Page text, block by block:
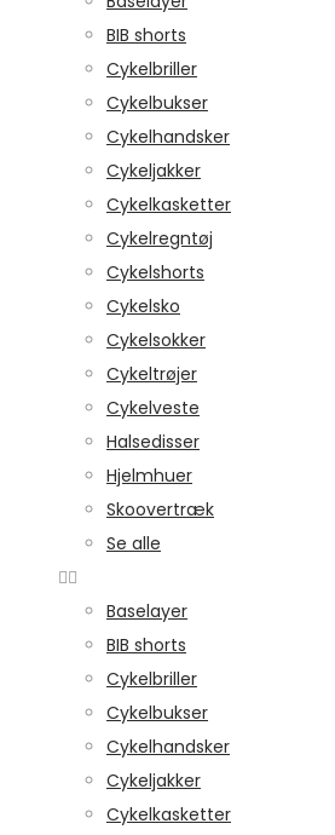
BIB shorts
Cykelbriller
Cykelbukser
Cykelhandsker
Cykeljakker
Cykelkasketter
Cykelregntøj
Cykelshorts
Cykelsko
Cykelsokker
Cykeltrøjer
Cykelveste
Halsedisser
Hjelmhuer
Skoovertræk
Se alle
Baselayer
BIB shorts
Cykelbriller
Cykelbukser
Cykelhandsker
Cykeljakker
Cykelkasketter